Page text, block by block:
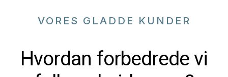
VORES GLADDE KUNDER
Hvordan forbedrede vi